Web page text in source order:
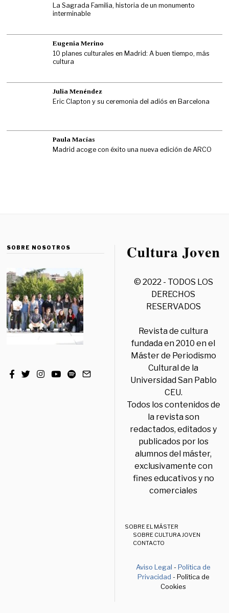
La Sagrada Familia, historia de un monumento
interminable
Eugenia Merino
10 planes culturales en Madrid: A buen tiempo, más
cultura
Julia Menéndez
Eric Clapton y su ceremonia del adiós en Barcelona
Paula Macías
Madrid acoge con éxito una nueva edición de ARCO
SOBRE NOSOTROS
© 2022 - TODOS LOS
DERECHOS
RESERVADOS
Revista de cultura
fundada en 2010 en el
Máster de Periodismo
Cultural de la
Universidad San Pablo
CEU.
Todos los contenidos de
la revista son
redactados, editados y
publicados por los
alumnos del máster,
exclusivamente con
fines educativos y no
comerciales
SOBRE EL MÁSTER
SOBRE CULTURA JOVEN
CONTACTO
Aviso Legal -Política de
Privacidad - Política de
Cookies